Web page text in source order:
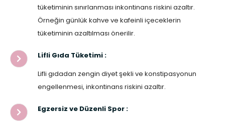
tüketiminin sınırlanması inkontinans riskini azaltır.
Örneğin günlük kahve ve kafeinli içeceklerin
tüketiminin azaltılması önerilir.
Lifli Gıda Tüketimi :
Lifli gıdadan zengin diyet şekli ve konstipasyonun
engellenmesi, inkontinans riskini azaltır.
Egzersiz ve Düzenli Spor :